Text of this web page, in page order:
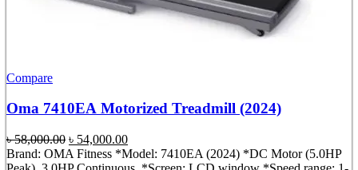
Compare
Oma 7410EA Motorized Treadmill (2024)
৳58,000.00 Original
price
was:
৳ 54,000.00Current
price
is:
Brand: OMA Fitness *Model: 7410EA (2024) *DC Motor (5.0HP